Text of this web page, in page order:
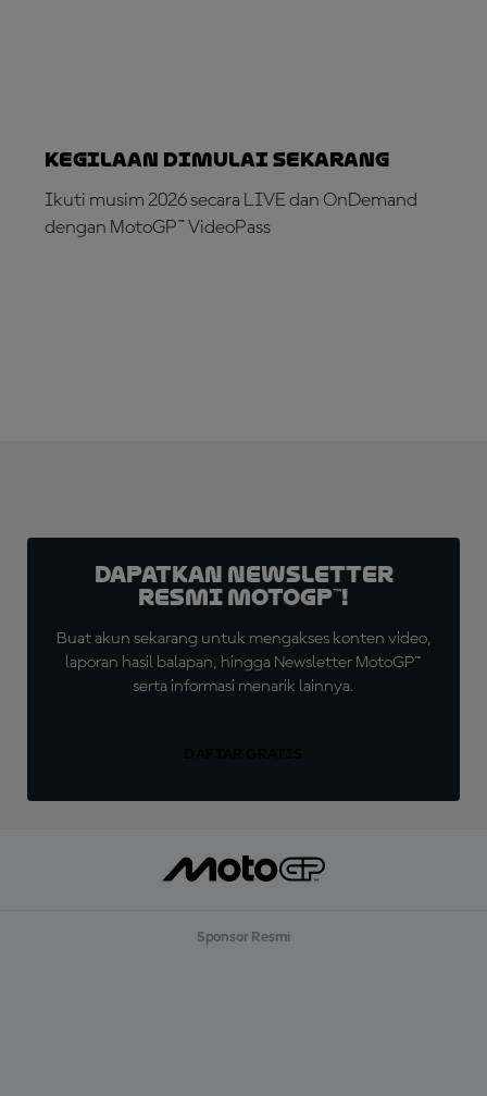
Kegilaan dimulai sekarang
Ikuti musim 2026 secara LIVE dan OnDemand
dengan MotoGP™ VideoPass
Dapatkan Newsletter
Resmi MotoGP™!
Buat akun sekarang untuk mengakses konten video,
laporan hasil balapan, hingga Newsletter MotoGP™
serta informasi menarik lainnya.
Sponsor Resmi